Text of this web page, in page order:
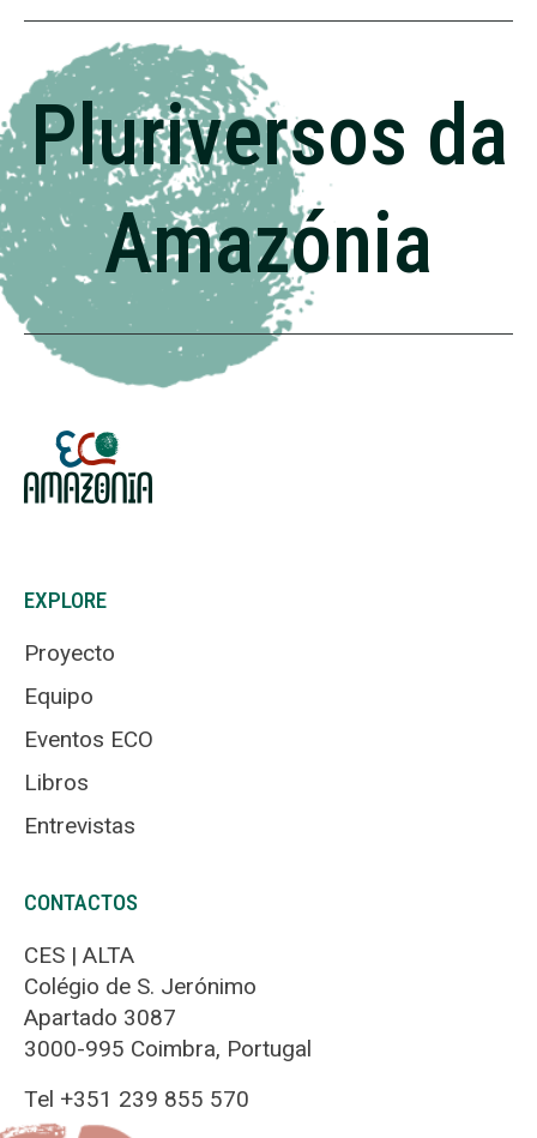
Pluriversos da
Amazónia
EXPLORE
Proyecto
Equipo
Eventos ECO
Libros
Entrevistas
CONTACTOS
CES | ALTA
Colégio de S. Jerónimo
Apartado 3087
3000-995 Coimbra, Portugal
Tel +351 239 855 570